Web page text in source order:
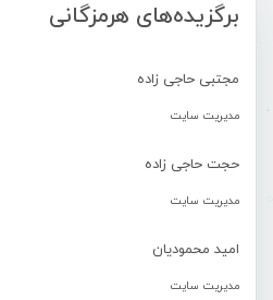
برگزیده‌های هرمزگانی
مجتبی حاجی زاده
مدیریت سایت
حجت حاجی زاده
مدیریت سایت
امید محمودیان
مدیریت سایت